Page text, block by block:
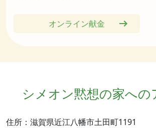
オンライン献金
シメオン黙想の家への
住所：滋賀県近江八幡市土田町1191